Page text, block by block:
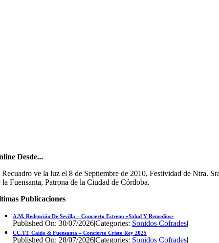
Desde...
ve la luz el 8 de Septiembre de 2010, Festividad de Ntra.
la Fuensanta, Patrona de la Ciudad de Córdoba.
Publicaciones
A.M. Redención De Sevilla – Concierto Estreno «Salud Y Remedios»
Published On: 30/07/2026|Categories: Sonidos Cofrades|
CC.TT. Caído & Fuensanta – Concierto Cristo Rey 2025
Published On: 28/07/2026|Categories: Sonidos Cofrades|